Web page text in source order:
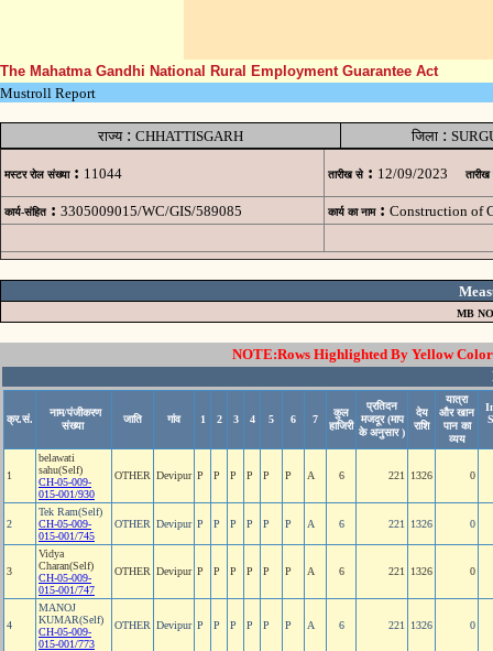
The Mahatma Gandhi National Rural Employment Guarantee Act
Mustroll Report
राज्य: CHHATTISGARH जिला:
मस्टर रोल संख्या : 11044 तारीख से : 12/09/2023 तारीख
कार्य-संहित : 3305009015/WC/GIS/589085 कार्य का नाम : Construction of
MB
NOTE:Rows Highlighted By Yellow
क्र.सं.
नाम/पंजीकरण
संख्या
जाति गांव 1 2 3 4 5 6 7
कुल
हाजिरी
प्रतिदन
मजदूर (माप
के अनुसार )
देय
राशि
यात्रा
और खान
पान का
व्यय
1
belawati
sahu(Self)
CH-05-009-
015-001/930
OTHER Devipur P P P P P P A 6 221 1326 0
2
Tek Ram(Self)
CH-05-009-
015-001/745
OTHER Devipur P P P P P P A 6 221 1326 0
3
Vidya
Charan(Self)
CH-05-009-
015-001/747
OTHER Devipur P P P P P P A 6 221 1326 0
4
MANOJ
KUMAR(Self)
CH-05-009-
015-001/773
OTHER Devipur P P P P P P A 6 221 1326 0